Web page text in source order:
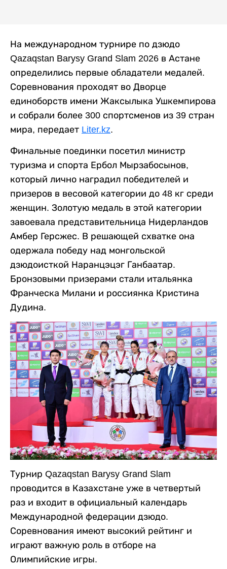
На международном турнире по дзюдо
Qazaqstan Barysy Grand Slam 2026 в Астане
определились первые обладатели медалей.
Соревнования проходят во Дворце
единоборств имени Жаксылыка Ушкемпирова
и собрали более 300 спортсменов из 39 стран
мира, передает Liter.kz.
Финальные поединки посетил министр
туризма и спорта Ербол Мырзабосынов,
который лично наградил победителей и
призеров в весовой категории до 48 кг среди
женщин. Золотую медаль в этой категории
завоевала представительница Нидерландов
Амбер Герсжес. В решающей схватке она
одержала победу над монгольской
дзюдоисткой Наранцэцэг Ганбаатар.
Бронзовыми призерами стали итальянка
Франческа Милани и россиянка Кристина
Дудина.
Турнир Qazaqstan Barysy Grand Slam
проводится в Казахстане уже в четвертый
раз и входит в официальный календарь
Международной федерации дзюдо.
Соревнования имеют высокий рейтинг и
играют важную роль в отборе на
Олимпийские игры.